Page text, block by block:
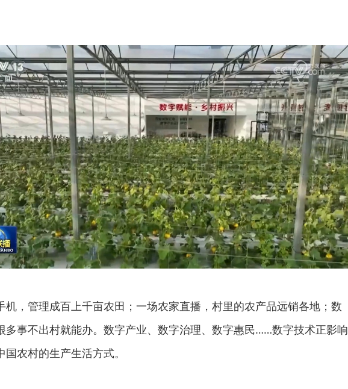
，管理成百上千亩农田；一场农家直播，村里的农产品远销各地；数
多事不出村就能办。数字产业、数字治理、数字惠民……数字技术正影响
国农村的生产生活方式。